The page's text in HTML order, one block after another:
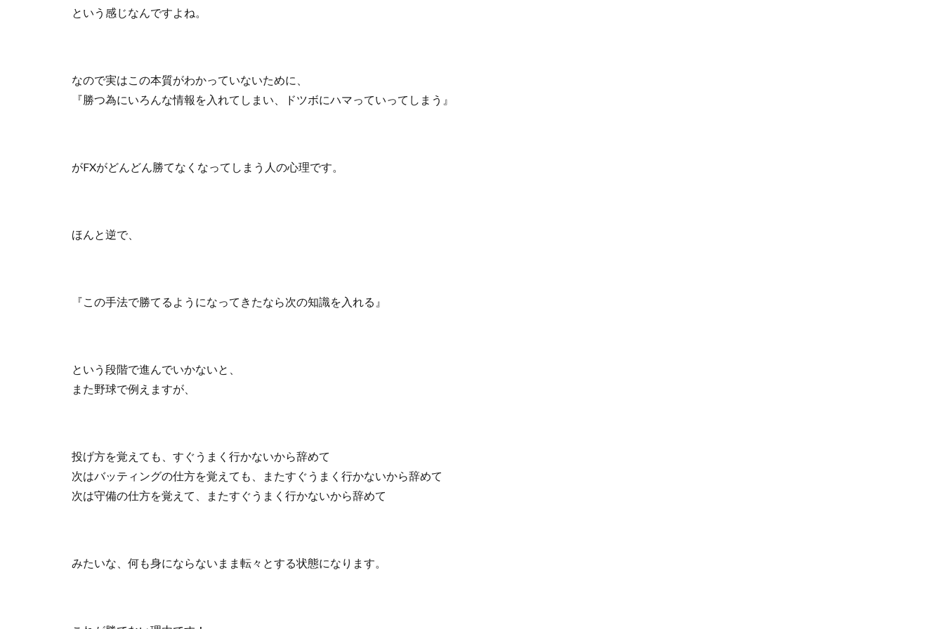
という感じなんですよね。
なので実はこの本質がわかっていないために、
『勝つ為にいろんな情報を入れてしまい、ドツボにハマっていってしまう』
がFXがどんどん勝てなくなってしまう人の心理です。
ほんと逆で、
『この手法で勝てるようになってきたなら次の知識を入れる』
という段階で進んでいかないと、
また野球で例えますが、
投げ方を覚えても、すぐうまく行かないから辞めて
次はバッティングの仕方を覚えても、またすぐうまく行かないから辞めて
次は守備の仕方を覚えて、またすぐうまく行かないから辞めて
みたいな、何も身にならないまま転々とする状態になります。